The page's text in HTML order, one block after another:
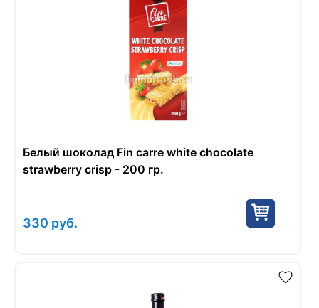
Белый шоколад Fin carre white chocolate
strawberry crisp - 200 гр.
330 руб.